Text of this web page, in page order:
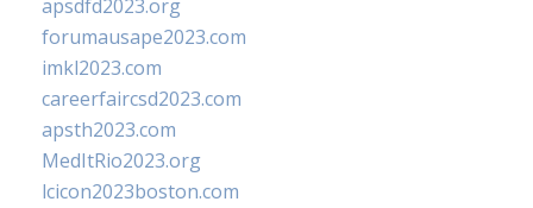
apsdfd2023.org
forumausape2023.com
imkl2023.com
careerfaircsd2023.com
apsth2023.com
MedItRio2023.org
lcicon2023boston.com